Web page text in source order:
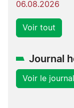
06.08.2026
Voir tout
Journal
Voir le